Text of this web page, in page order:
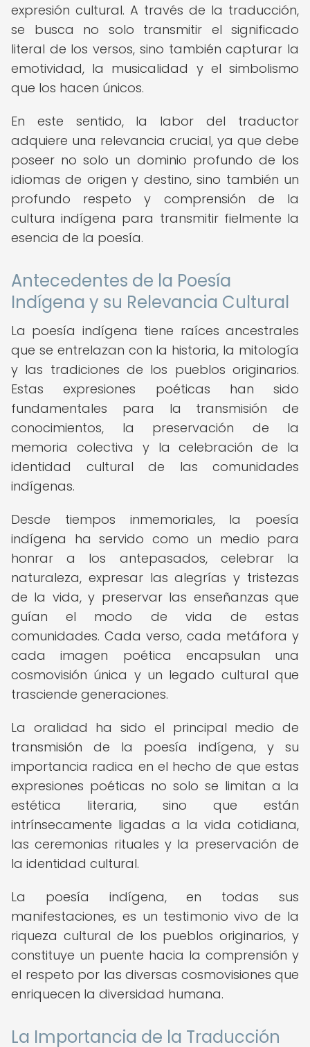
expresión cultural. A través de la traducción,
se busca no solo transmitir el significado
literal de los versos, sino también capturar la
emotividad, la musicalidad y el simbolismo
que los hacen únicos.
En este sentido, la labor del traductor
adquiere una relevancia crucial, ya que debe
poseer no solo un dominio profundo de los
idiomas de origen y destino, sino también un
profundo respeto y comprensión de la
cultura indígena para transmitir fielmente la
esencia de la poesía.
Antecedentes de la Poesía
Indígena y su Relevancia Cultural
La poesía indígena tiene raíces ancestrales
que se entrelazan con la historia, la mitología
y las tradiciones de los pueblos originarios.
Estas expresiones poéticas han sido
fundamentales para la transmisión de
conocimientos, la preservación de la
memoria colectiva y la celebración de la
identidad cultural de las comunidades
indígenas.
Desde tiempos inmemoriales, la poesía
indígena ha servido como un medio para
honrar a los antepasados, celebrar la
naturaleza, expresar las alegrías y tristezas
de la vida, y preservar las enseñanzas que
guían el modo de vida de estas
comunidades. Cada verso, cada metáfora y
cada imagen poética encapsulan una
cosmovisión única y un legado cultural que
trasciende generaciones.
La oralidad ha sido el principal medio de
transmisión de la poesía indígena, y su
importancia radica en el hecho de que estas
expresiones poéticas no solo se limitan a la
estética literaria, sino que están
intrínsecamente ligadas a la vida cotidiana,
las ceremonias rituales y la preservación de
la identidad cultural.
La poesía indígena, en todas sus
manifestaciones, es un testimonio vivo de la
riqueza cultural de los pueblos originarios, y
constituye un puente hacia la comprensión y
el respeto por las diversas cosmovisiones que
enriquecen la diversidad humana.
La Importancia de la Traducción